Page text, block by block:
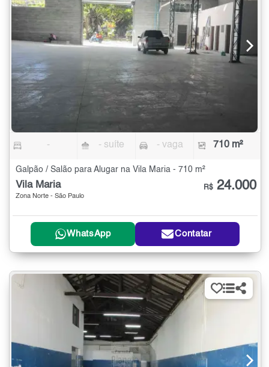
- - suíte - vaga 710 m²
Galpão / Salão para Alugar na Vila Maria - 710 m²
Vila Maria
Zona Norte - São Paulo
R$ 24.000
WhatsApp Contatar